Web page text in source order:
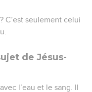
C’est seulement celui
de Jésus-
l’eau et le sang. Il